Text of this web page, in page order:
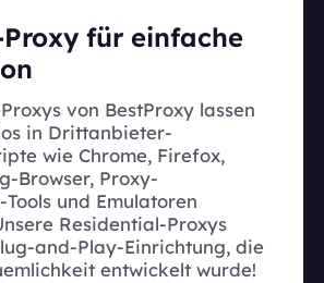
für einfache
von BestProxy lassen
in Drittanbieter-
wie Chrome, Firefox,
Browser, Proxy-
und Emulatoren
Residential-Proxys
and-Play-Einrichtung, die
entwickelt wurde!